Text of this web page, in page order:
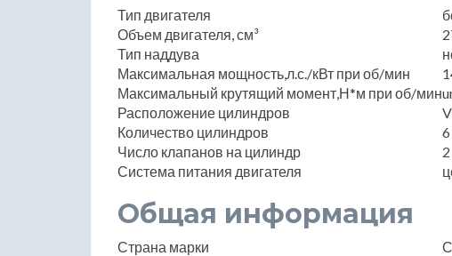
Тип двигателя
Объем двигателя, см³
Тип наддува
Максимальная мощность,л.с./кВт при об/мин
Максимальный крутящий момент,Н*м при об/мин
Расположение цилиндров
Количество цилиндров
6
Число клапанов на цилиндр
2
Система питания двигателя
Общая информация
Страна марки